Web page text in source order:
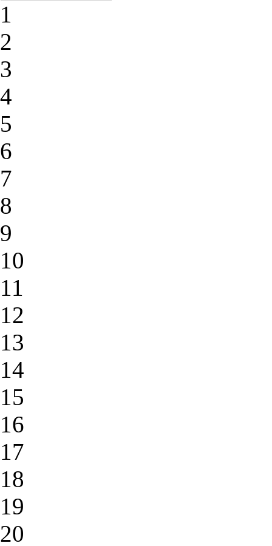
1
2
3
4
5
6
7
8
9
10
11
12
13
14
15
16
17
18
19
20